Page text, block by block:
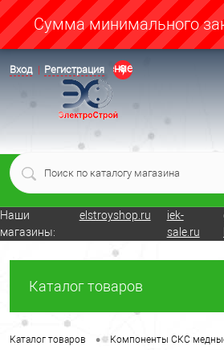
Cумма минимального
Вход Регистрация
Определение
Наши
магазины:
elstroyshop.ru
iek-
sale.ru
Каталог товаров
Каталог товаров • Компоненты СКС